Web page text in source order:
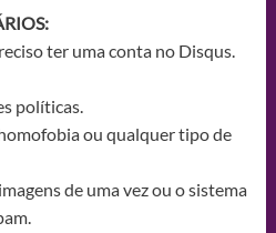
ter uma conta no Disqus.
políticas.
ou qualquer tipo de
de uma vez ou o sistema